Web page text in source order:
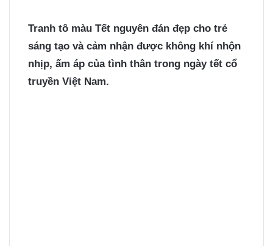
Tranh tô màu Tết nguyên đán đẹp cho trẻ
sáng tạo và cảm nhận được không khí nhộn
nhịp, ấm áp của tình thân trong ngày tết cổ
truyền Việt Nam.